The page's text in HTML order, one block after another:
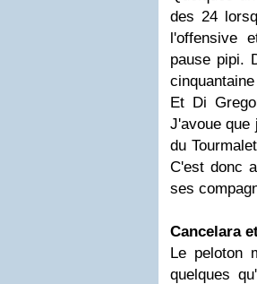
des 24
l'offensive
pause pipi.
Et Di
J'avoue que
du
C'est donc
ses
Cancelara
Le peloton
quelques